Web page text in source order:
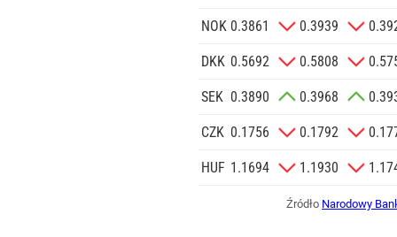
NOK 0.3861 0.3939
DKK 0.5692 0.5808
SEK 0.3890 0.3968
CZK 0.1756 0.1792
HUF 1.1694 1.1930
Źródło Narodowy